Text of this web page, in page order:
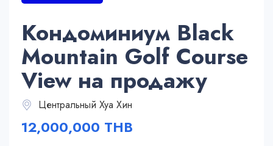
Кондоминиум Black
Mountain Golf Course
View на продажу
Центральный Хуа Хин
12,000,000 THB